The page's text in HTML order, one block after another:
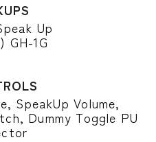
Up
GH-1G
SpeakUp Volume,
Dummy Toggle PU